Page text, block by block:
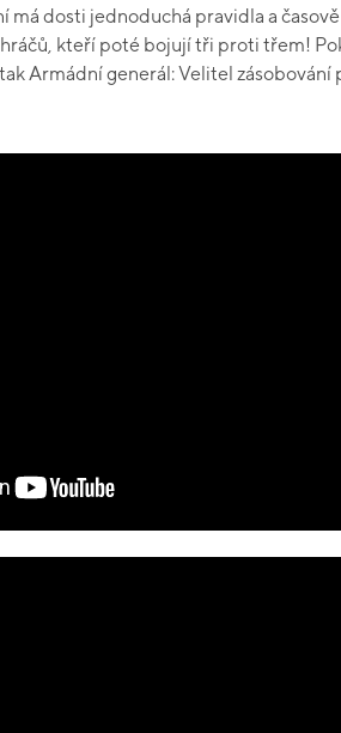
má dosti jednoduchá pravidla a
kteří poté bojují tři proti třem!
Armádní generál: Velitel